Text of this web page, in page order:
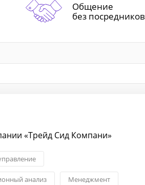
Общение
без посредников
«Трейд Сид Компани»
анализ Менеджмент